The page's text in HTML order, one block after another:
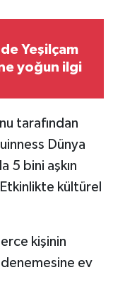
Yeşilçam
yoğun ilgi
tarafından
Dünya
5 bini aşkın
kültürel
kişinin
denemesine ev